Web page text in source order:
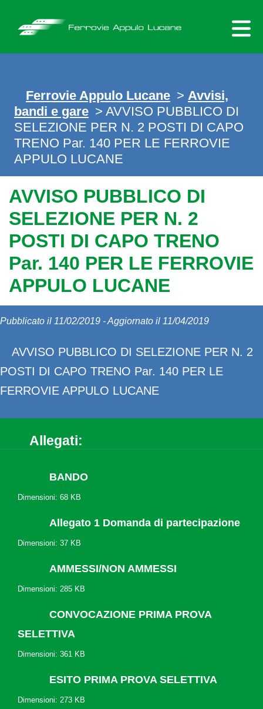
content
Ferrovie Appulo Lucane > Avvisi,
bandi e gare > AVVISO PUBBLICO DI
SELEZIONE PER N. 2 POSTI DI CAPO
TRENO Par. 140 PER LE FERROVIE
APPULO LUCANE
AVVISO PUBBLICO DI
SELEZIONE PER N. 2
POSTI DI CAPO TRENO
Par. 140 PER LE FERROVIE
APPULO LUCANE
Pubblicato il 11/02/2019 - Aggiornato il 11/04/2019
AVVISO PUBBLICO DI SELEZIONE PER N. 2
POSTI DI CAPO TRENO Par. 140 PER LE
FERROVIE APPULO LUCANE
Allegati:
BANDO
Dimensioni: 68 KB
Allegato 1 Domanda di partecipazione
Dimensioni: 37 KB
AMMESSI/NON AMMESSI
Dimensioni: 285 KB
CONVOCAZIONE PRIMA PROVA
SELETTIVA
Dimensioni: 361 KB
ESITO PRIMA PROVA SELETTIVA
Dimensioni: 273 KB